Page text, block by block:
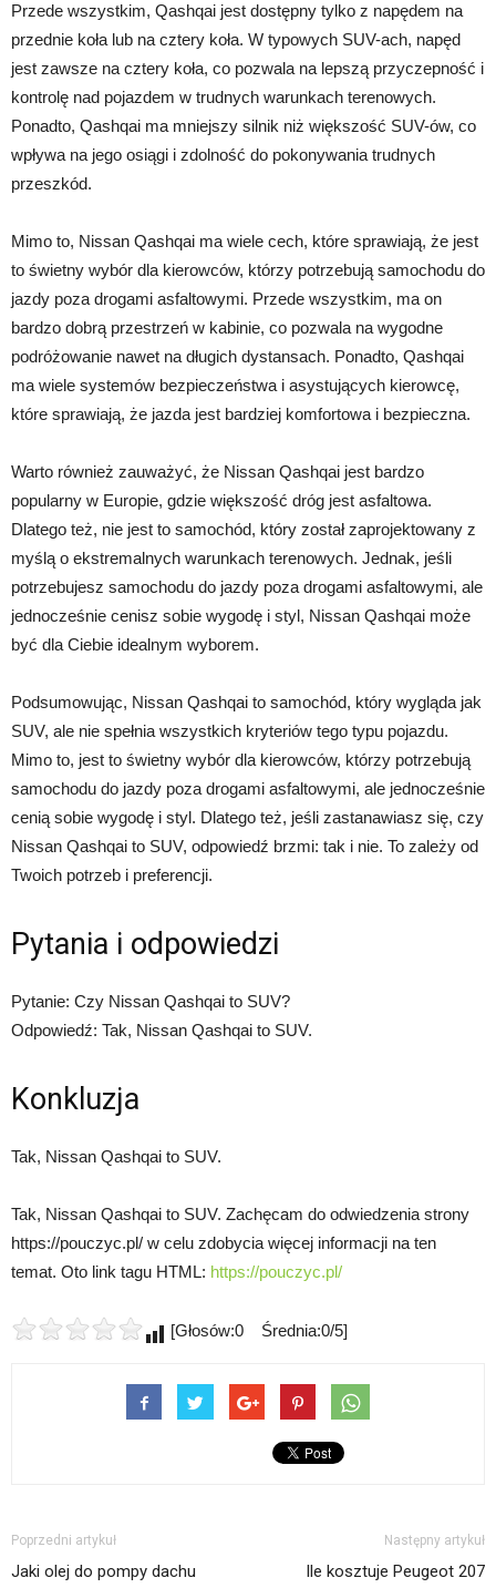
Przede wszystkim, Qashqai jest dostępny tylko z napędem na
przednie koła lub na cztery koła. W typowych SUV-ach, napęd
jest zawsze na cztery koła, co pozwala na lepszą przyczepność i
kontrolę nad pojazdem w trudnych warunkach terenowych.
Ponadto, Qashqai ma mniejszy silnik niż większość SUV-ów, co
wpływa na jego osiągi i zdolność do pokonywania trudnych
przeszkód.
Mimo to, Nissan Qashqai ma wiele cech, które sprawiają, że jest
to świetny wybór dla kierowców, którzy potrzebują samochodu do
jazdy poza drogami asfaltowymi. Przede wszystkim, ma on
bardzo dobrą przestrzeń w kabinie, co pozwala na wygodne
podróżowanie nawet na długich dystansach. Ponadto, Qashqai
ma wiele systemów bezpieczeństwa i asystujących kierowcę,
które sprawiają, że jazda jest bardziej komfortowa i bezpieczna.
Warto również zauważyć, że Nissan Qashqai jest bardzo
popularny w Europie, gdzie większość dróg jest asfaltowa.
Dlatego też, nie jest to samochód, który został zaprojektowany z
myślą o ekstremalnych warunkach terenowych. Jednak, jeśli
potrzebujesz samochodu do jazdy poza drogami asfaltowymi, ale
jednocześnie cenisz sobie wygodę i styl, Nissan Qashqai może
być dla Ciebie idealnym wyborem.
Podsumowując, Nissan Qashqai to samochód, który wygląda jak
SUV, ale nie spełnia wszystkich kryteriów tego typu pojazdu.
Mimo to, jest to świetny wybór dla kierowców, którzy potrzebują
samochodu do jazdy poza drogami asfaltowymi, ale jednocześnie
cenią sobie wygodę i styl. Dlatego też, jeśli zastanawiasz się, czy
Nissan Qashqai to SUV, odpowiedź brzmi: tak i nie. To zależy od
Twoich potrzeb i preferencji.
Pytania i odpowiedzi
Pytanie: Czy Nissan Qashqai to SUV?
Odpowiedź: Tak, Nissan Qashqai to SUV.
Konkluzja
Tak, Nissan Qashqai to SUV.
Tak, Nissan Qashqai to SUV. Zachęcam do odwiedzenia strony
https://pouczyc.pl/ w celu zdobycia więcej informacji na ten
temat. Oto link tagu HTML: https://pouczyc.pl/
[Głosów:0 Średnia:0/5]
Poprzedni artykuł
Jaki olej do pompy dachu
Następny artykuł
Ile kosztuje Peugeot 207